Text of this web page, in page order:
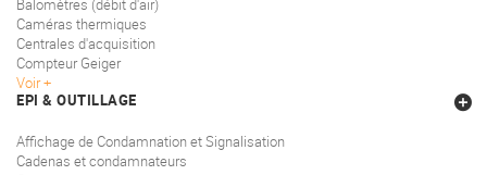
Balomètres (débit d'air)
Caméras thermiques
Centrales d'acquisition
Compteur Geiger
Voir
EPI & OUTILLAGE
Affichage de Condamnation et Signalisation
Cadenas et condamnateurs